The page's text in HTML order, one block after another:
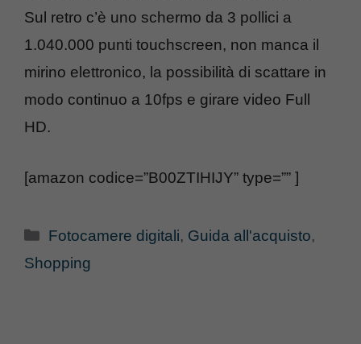
Sul retro c’è uno schermo da 3 pollici a
1.040.000 punti touchscreen, non manca il
mirino elettronico, la possibilità di scattare in
modo continuo a 10fps e girare video Full
HD.
[amazon codice=”B00ZTIHIJY” type=”” ]
Categorie
Fotocamere digitali, Guida all'acquisto,
Shopping